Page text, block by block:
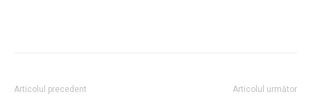
Articolul precedent Articolul următor